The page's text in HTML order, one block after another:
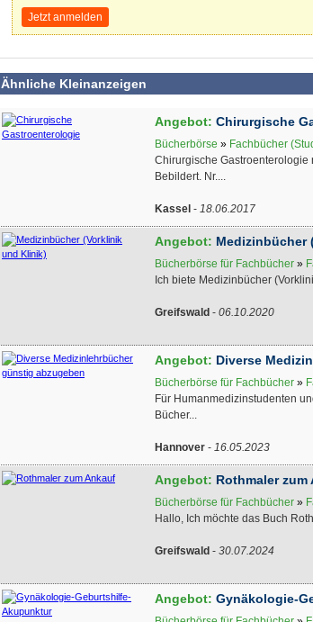
Jetzt anmelden
Ähnliche Kleinanzeigen
Angebot: Chirurgische
Bücherbörse » Fachbücher
Chirurgische Gastroenterologie
Bebildert. Nr....
Kassel - 18.06.2017
Angebot: Medizinbücher
Bücherbörse für Fachbücher »
Ich biete Medizinbücher
Greifswald - 06.10.2020
Angebot: Diverse
Bücherbörse für Fachbücher »
Für Humanmedizinstudenten
Bücher...
Hannover - 16.05.2023
Angebot: Rothmaler zum
Bücherbörse für Fachbücher »
Hallo, Ich möchte das Buch
Greifswald - 30.07.2024
Angebot: Gynäkologie-